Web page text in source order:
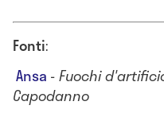
Fonti:
Ansa -Fuochi
Capodanno